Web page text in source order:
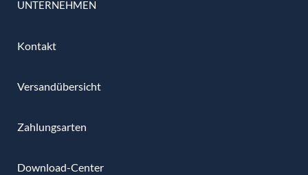
UNTERNEHMEN
Kontakt
Versandübersicht
Zahlungsarten
Download-Center